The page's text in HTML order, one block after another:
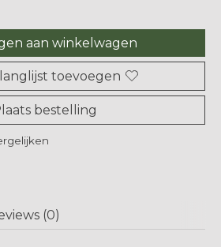
aan winkelwagen
toevoegen
bestelling
(0)